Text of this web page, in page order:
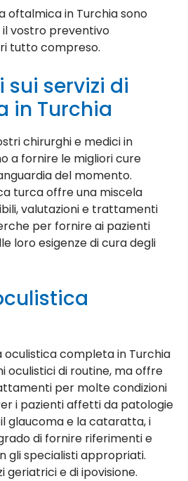
oftalmica in Turchia sono
vostro preventivo
tutto compreso.
sui servizi di
in Turchia
chirurghi e medici in
a fornire le migliori cure
del momento.
turca offre una miscela
valutazioni e trattamenti
per fornire ai pazienti
loro esigenze di cura degli
oculistica completa in Turchia
oculistici di routine, ma offre
per molte condizioni
i pazienti affetti da patologie
glaucoma e la cataratta, i
di fornire riferimenti e
gli specialisti appropriati.
geriatrici e di ipovisione.